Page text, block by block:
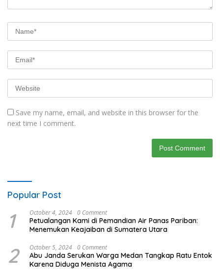
Save my name, email, and website in this browser for the
next time I comment.
Popular Post
1 October 4, 2024 0 Comment
Petualangan Kami di Pemandian Air Panas Pariban:
Menemukan Keajaiban di Sumatera Utara
2 October 5, 2024 0 Comment
Abu Janda Serukan Warga Medan Tangkap Ratu Entok
Karena Diduga Menista Agama